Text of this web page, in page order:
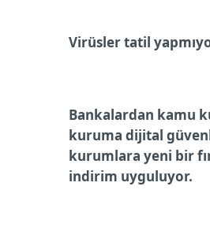
Virüsler tatil
Bankalardan kamu
kuruma dijital
kurumlara yeni bir
indirim uyguluyor.